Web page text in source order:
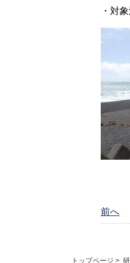
・対
前へ
トップページ >